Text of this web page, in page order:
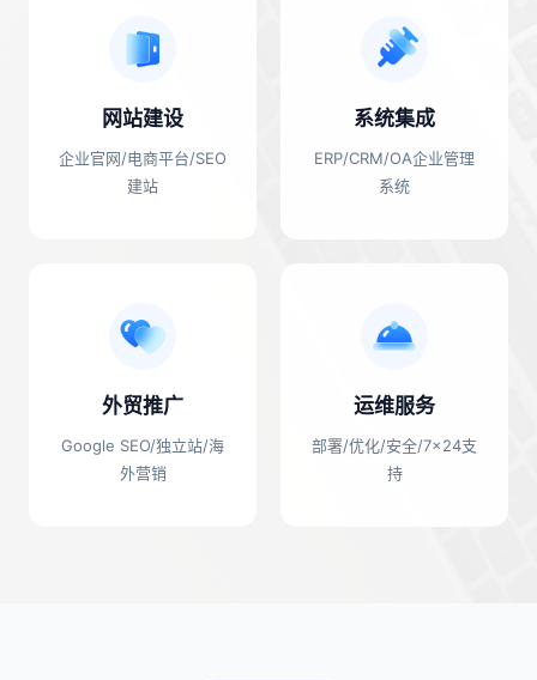
网站建设
企业官网/电商平台/SEO
建站
系统集成
ERP/CRM/OA企业管理
系统
外贸推广
Google SEO/独立站/海
外营销
运维服务
部署/优化/安全/7×24支
持